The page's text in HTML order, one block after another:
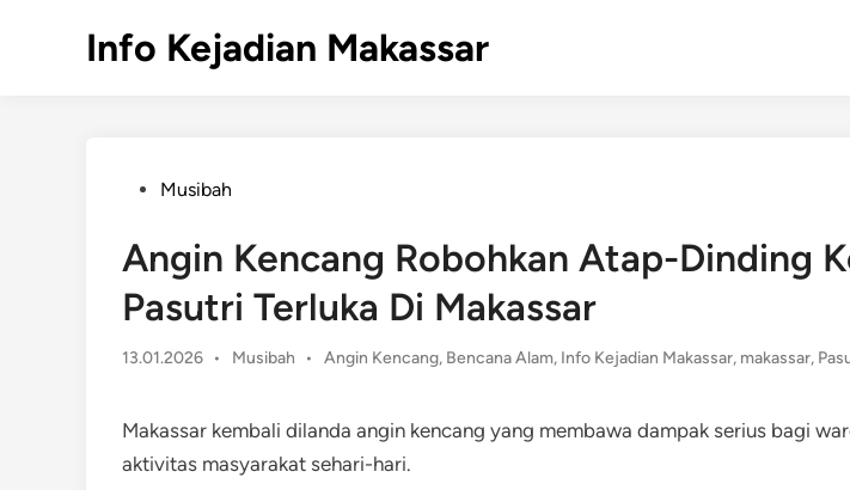
Info Kejadian Makassar
PostedMusibah
Angin Kencang Robohkan Atap-Dinding
Pasutri Terluka Di Makassar
13.01.2026 •
Posted
Musibah • Angin Kencang, Bencana Alam, Info Kejadian Makassar, makassar,
Makassar kembali dilanda angin kencang yang membawa dampak serius bagi
aktivitas masyarakat sehari-hari.